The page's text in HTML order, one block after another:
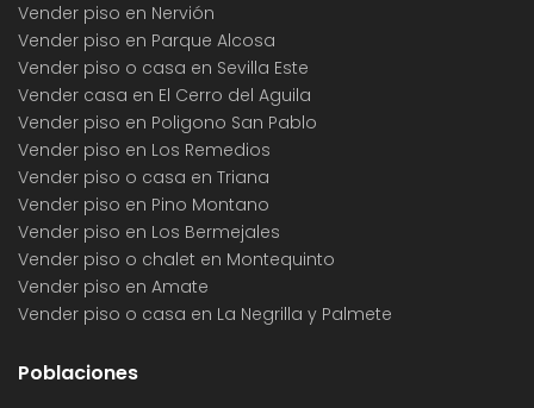
Vender piso en Nervión
Vender piso en Parque Alcosa
Vender piso o casa en Sevilla Este
Vender casa en El Cerro del Aguila
Vender piso en Poligono San Pablo
Vender piso en Los Remedios
Vender piso o casa en Triana
Vender piso en Pino Montano
Vender piso en Los Bermejales
Vender piso o chalet en Montequinto
Vender piso en Amate
Vender piso o casa en La Negrilla y Palmete
Poblaciones